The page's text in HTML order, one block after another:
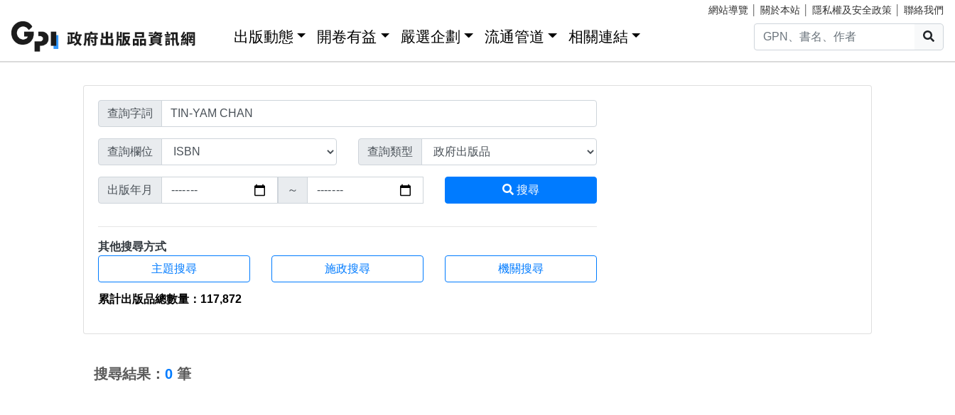
網站導覽 關於本站 隱私權及安全政策 聯絡我們
出版動態 開卷有益 嚴選企劃 流通管道 相關連結
搜尋結果頁面
查詢字詞
查詢欄位 查詢類型
出版年月 ～ 搜尋
其他搜尋方式
主題搜尋
施政搜尋 機關搜尋
累計出版品總數量：117,872
搜尋結果： 0 筆